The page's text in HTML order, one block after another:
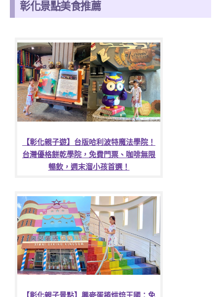
彰化景點美食推薦
【彰化親子遊】台版哈利波特魔法學院！
台灣優格餅乾學院，免費門票、咖啡無限
暢飲，週末溜小孩首選！
【彰化親子景點】興麥蛋捲烘焙王國：免